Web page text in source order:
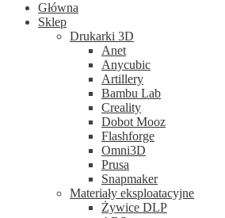
Główna
Sklep
Drukarki 3D
Anet
Anycubic
Artillery
Bambu Lab
Creality
Dobot Mooz
Flashforge
Omni3D
Prusa
Snapmaker
Materiały eksploatacyjne
Żywice DLP